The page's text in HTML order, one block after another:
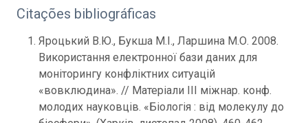
Citações bibliográficas
Яроцький В.Ю., Букша М.І., Ларшина М.О. 2008.
Використання електронної бази даних для
моніторингу конфліктних ситуацій
«вовклюдина». // Матеріали III міжнар. конф.
молодих науковців. «Біологія : від молекулу до